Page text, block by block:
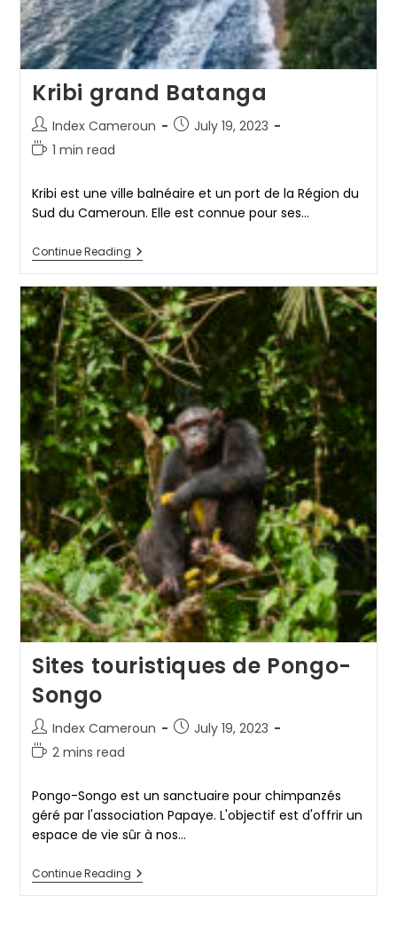
Kribi grand Batanga
Post
author:
Index Cameroun
PostJuly 19, 2023
Reading
1 min read
Kribi est une ville balnéaire et un port de la Région du
Sud du Cameroun. Elle est connue pour ses…
Continue ReadingKribi
Grand
Sites touristiques de Pongo-
Songo
Post
author:
Index Cameroun
PostJuly 19, 2023
Reading
2 mins read
Pongo-Songo est un sanctuaire pour chimpanzés
géré par l'association Papaye. L'objectif est d'offrir un
espace de vie sûr à nos…
Continue ReadingSites
Touristiques